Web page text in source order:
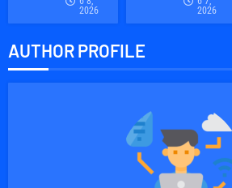
2026
2026
AUTHOR PROFILE